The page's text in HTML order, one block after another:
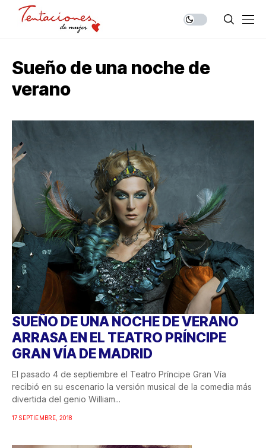
Sueño de una noche de
verano
SUEÑO DE UNA NOCHE DE VERANO
ARRASA EN EL TEATRO PRÍNCIPE
GRAN VÍA DE MADRID
El pasado 4 de septiembre el Teatro Príncipe Gran Vía
recibió en su escenario la versión musical de la comedia más
divertida del genio William...
17 SEPTIEMBRE, 2018